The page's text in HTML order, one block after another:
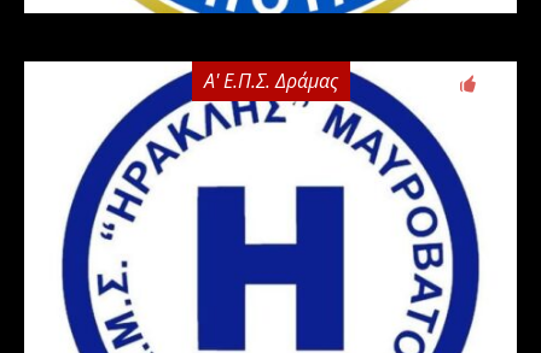
Α' Ε.Π.Σ. Δράμας